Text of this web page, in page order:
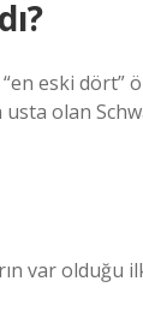
eski dört”
olan
var olduğu